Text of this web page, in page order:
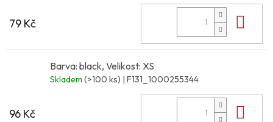
79 Kč
Barva: black, Velikost: XS
Skladem (>100 ks) | F131_1000255344
96 Kč